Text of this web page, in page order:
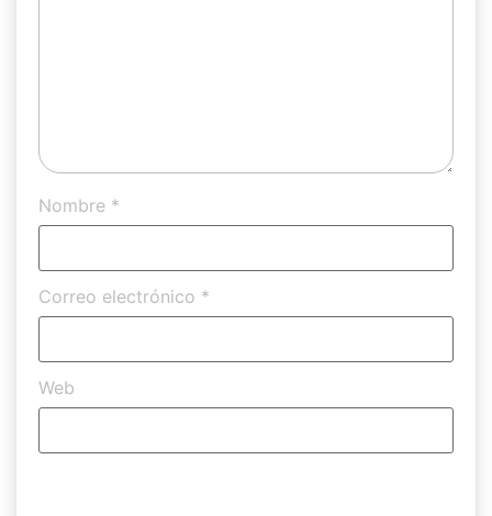
Nombre *
Correo electrónico *
Web